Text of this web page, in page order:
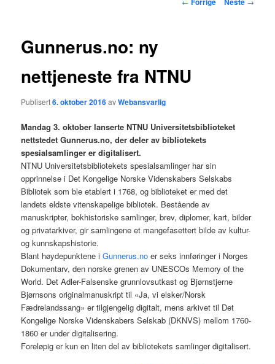
Gunnerus.no: ny
nettjeneste fra NTNU
Publisert6. oktober 2016avWebansvarlig
Mandag 3. oktober lanserte NTNU Universitetsbiblioteket
nettstedet Gunnerus.no, der deler av bibliotekets
spesialsamlinger er digitalisert.
NTNU Universitetsbibliotekets spesialsamlinger har sin
opprinnelse i Det Kongelige Norske Videnskabers Selskabs
Bibliotek som ble etablert i 1768, og biblioteket er med det
landets eldste vitenskapelige bibliotek. Bestående av
manuskripter, bokhistoriske samlinger, brev, diplomer, kart, bilder
og privatarkiver, gir samlingene et mangefasettert bilde av kultur-
og kunnskapshistorie.
Blant høydepunktene iGunnerus.no er seks innføringer i Norges
Dokumentarv, den norske grenen av UNESCOs Memory of the
World. Det Adler-Falsenske grunnlovsutkast og Bjørnstjerne
Bjørnsons originalmanuskript til «Ja, vi elsker/Norsk
Fædrelandssang» er tilgjengelig digitalt, mens arkivet til Det
Kongelige Norske Videnskabers Selskab (DKNVS) mellom 1760-
1860 er under digitalisering.
Foreløpig er kun en liten del av bibliotekets samlinger digitalisert.